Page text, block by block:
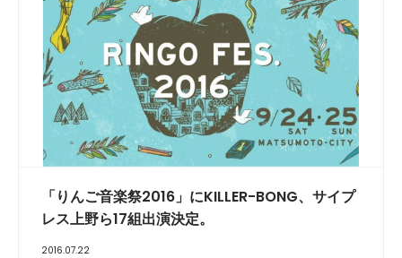
「りんご音楽祭2016」にKILLER-BONG、サイプ
レス上野ら17組出演決定。
2016.07.22